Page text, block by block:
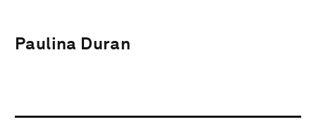
Paulina Duran